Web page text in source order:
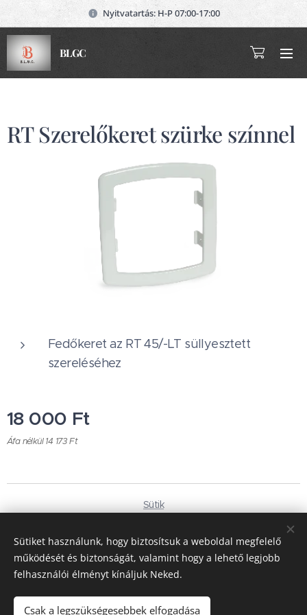
Nyitvatartás: H-P 07:00-17:00
BLGC
RT Szerelőkeret szürke színnel
Fedőkeret az RT 45/-LT süllyesztett
szereléséhez
18 000 Ft
Áfa nélkül 14 173 Ft
Sütik
Magyar
Deutsch
Pénznem
HUF Ft
EUR €
Sütiket használunk, hogy biztosítsuk a weboldal megfelelő
működését és biztonságát, valamint hogy a lehető legjobb
felhasználói élményt kínáljuk Neked.
Csak a legszükségesebbek elfogadása